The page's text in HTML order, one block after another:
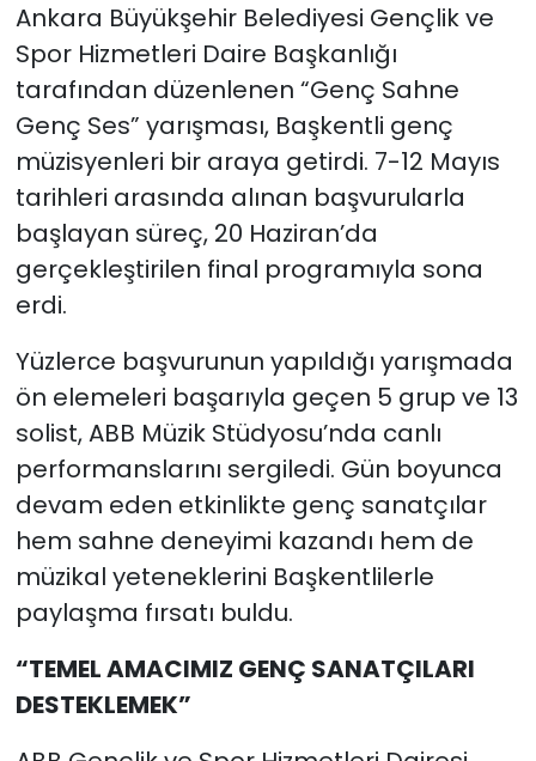
Ankara Büyükşehir Belediyesi Gençlik ve
Spor Hizmetleri Daire Başkanlığı
tarafından düzenlenen “Genç Sahne
Genç Ses” yarışması, Başkentli genç
müzisyenleri bir araya getirdi. 7-12 Mayıs
tarihleri arasında alınan başvurularla
başlayan süreç, 20 Haziran’da
gerçekleştirilen final programıyla sona
erdi.
Yüzlerce başvurunun yapıldığı yarışmada
ön elemeleri başarıyla geçen 5 grup ve 13
solist, ABB Müzik Stüdyosu’nda canlı
performanslarını sergiledi. Gün boyunca
devam eden etkinlikte genç sanatçılar
hem sahne deneyimi kazandı hem de
müzikal yeteneklerini Başkentlilerle
paylaşma fırsatı buldu.
“TEMEL AMACIMIZ GENÇ SANATÇILARI
DESTEKLEMEK”